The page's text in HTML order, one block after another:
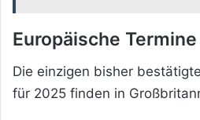
Europäische
Die einzigen bisher
für 2025 finden in